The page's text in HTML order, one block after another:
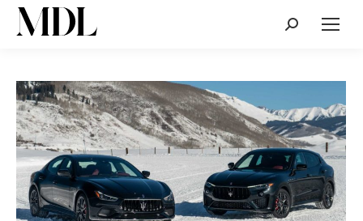
Cerca: